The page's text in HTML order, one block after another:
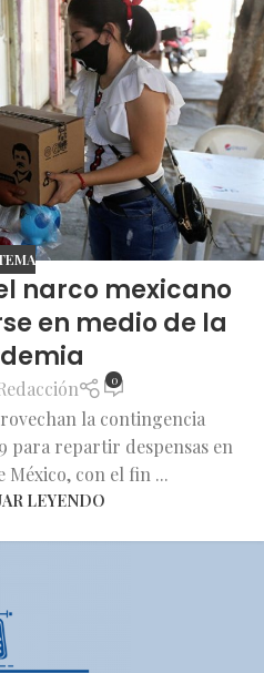
narco mexicano
en medio de la
0
la contingencia
para repartir despensas en
México, con el fin ...
LEYENDO